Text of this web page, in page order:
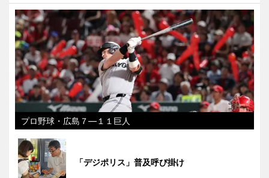
プロ野球・広島７―１１巨人
「デジポリス」普及呼び掛け